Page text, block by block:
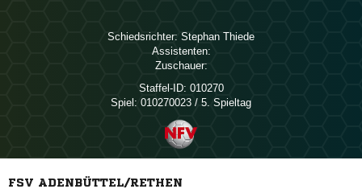
Schiedsrichter:  
Assistenten:
Zuschauer:
Staffel-ID: 010270
Spiel: 010270023 / 5. Spieltag
FSV ADENBÜTTEL/RETHEN